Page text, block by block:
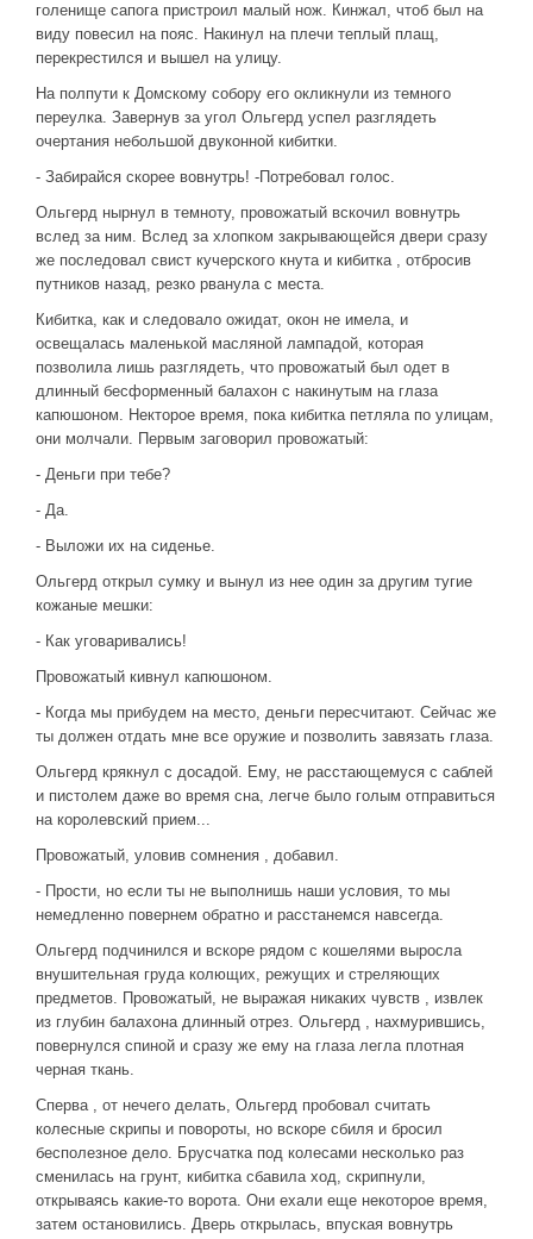
голенище сапога пристроил малый нож. Кинжал, чтоб был на
виду повесил на пояс. Накинул на плечи теплый плащ,
перекрестился и вышел на улицу.
На полпути к Домскому собору его окликнули из темного
переулка. Завернув за угол Ольгерд успел разглядеть
очертания небольшой двуконной кибитки.
- Забирайся скорее вовнутрь! -Потребовал голос.
Ольгерд нырнул в темноту, провожатый вскочил вовнутрь
вслед за ним. Вслед за хлопком закрывающейся двери сразу
же последовал свист кучерского кнута и кибитка , отбросив
путников назад, резко рванула с места.
Кибитка, как и следовало ожидат, окон не имела, и
освещалась маленькой масляной лампадой, которая
позволила лишь разглядеть, что провожатый был одет в
длинный бесформенный балахон с накинутым на глаза
капюшоном. Некторое время, пока кибитка петляла по улицам,
они молчали. Первым заговорил провожатый:
- Деньги при тебе?
- Да.
- Выложи их на сиденье.
Ольгерд открыл сумку и вынул из нее один за другим тугие
кожаные мешки:
- Как уговаривались!
Провожатый кивнул капюшоном.
- Когда мы прибудем на место, деньги пересчитают. Сейчас же
ты должен отдать мне все оружие и позволить завязать глаза.
Ольгерд крякнул с досадой. Ему, не расстающемуся с саблей
и пистолем даже во время сна, легче было голым отправиться
на королевский прием...
Провожатый, уловив сомнения , добавил.
- Прости, но если ты не выполнишь наши условия, то мы
немедленно повернем обратно и расстанемся навсегда.
Ольгерд подчинился и вскоре рядом с кошелями выросла
внушительная груда колющих, режущих и стреляющих
предметов. Провожатый, не выражая никаких чувств , извлек
из глубин балахона длинный отрез. Ольгерд , нахмурившись,
повернулся спиной и сразу же ему на глаза легла плотная
черная ткань.
Сперва , от нечего делать, Ольгерд пробовал считать
колесные скрипы и повороты, но вскоре сбиля и бросил
бесполезное дело. Брусчатка под колесами несколько раз
сменилась на грунт, кибитка сбавила ход, скрипнули,
открываясь какие-то ворота. Они ехали еще некоторое время,
затем остановились. Дверь открылась, впуская вовнутрь